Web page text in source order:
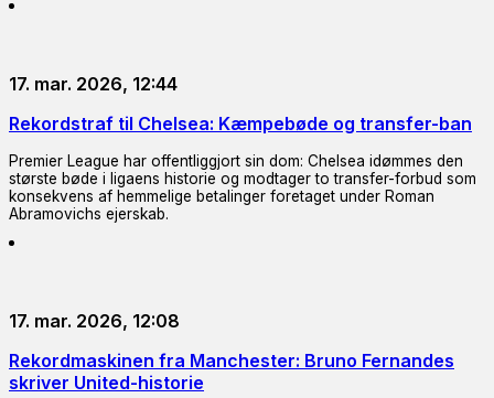
17. mar. 2026, 12:44
Rekordstraf til Chelsea: Kæmpebøde og transfer-ban
Premier League har offentliggjort sin dom: Chelsea idømmes den
største bøde i ligaens historie og modtager to transfer-forbud som
konsekvens af hemmelige betalinger foretaget under Roman
Abramovichs ejerskab.
17. mar. 2026, 12:08
Rekordmaskinen fra Manchester: Bruno Fernandes
skriver United-historie